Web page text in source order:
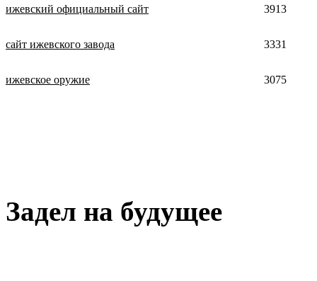
ижевский официальный сайт 3913
сайт ижевского завода 3331
ижевское оружие 3075
Задел на будущее